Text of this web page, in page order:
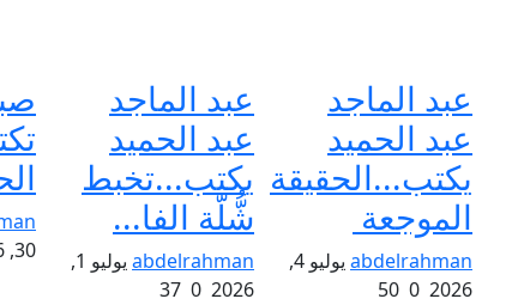
عبد الماجد
عبد الحميد
يكتب...الحقيقة
الموجعة
abdelrahman
يوليو 4,
2026
عبد الماجد
عبد الحميد
يكتب...تخبط
شُّلّة الفا...
abdelrahman
يوليو 1,
2026
30, 2026